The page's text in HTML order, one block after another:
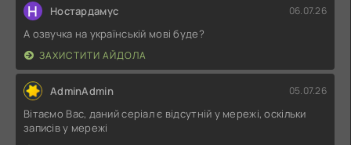
Н Ностардамус 06.07.26
А озвучка на українській мові буде?
ЗАХИСТИТИ АЙДОЛА
AdminAdmin 05.07.26
Вітаємо Вас, даний серіал є відсутній у мережі, оскільки
записів у мережі